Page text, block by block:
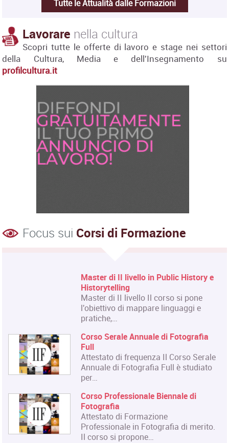
Tutte le Attualità dalle Formazioni
Lavorare nella cultura
Scopri tutte le offerte di lavoro e stage nei settori
della Cultura, Media e dell'Insegnamento su
profilcultura.it
Focus sui Corsi di Formazione
Master di II livello in Public History e
Historytelling
Master di II livello Il corso si pone
l'obiettivo di mappare linguaggi e
Corso Serale Annuale di Fotografia
Full
Attestato di frequenza Il Corso Serale
Annuale di Fotografia Full è studiato
per…
Corso Professionale Biennale di
Fotografia
Attestato di Formazione
Professionale in Fotografia di merito.
Il corso si propone…